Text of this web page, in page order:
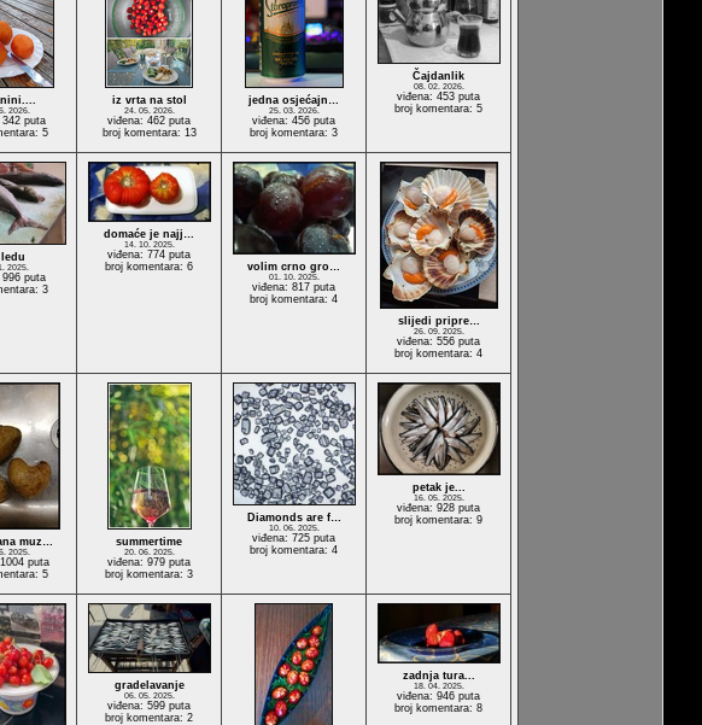
2026.
puta
5
iz vrta na stol
24. 05. 2026.
viđena: 462 puta
broj komentara: 13
jedna osjećajn…
25. 03. 2026.
viđena: 456 puta
broj komentara: 3
Čajdanlik
08. 02. 2026.
viđena: 453 puta
broj komentara: 5
2025.
puta
3
domaće je najj…
14. 10. 2025.
viđena: 774 puta
broj komentara: 6
volim crno gro…
01. 10. 2025.
viđena: 817 puta
broj komentara: 4
slijedi pripre…
26. 09. 2025.
viđena: 556 puta
broj komentara: 4
muz…
2025.
puta
5
summertime
20. 06. 2025.
viđena: 979 puta
broj komentara: 3
Diamonds are f…
10. 06. 2025.
viđena: 725 puta
broj komentara: 4
petak je...
16. 05. 2025.
viđena: 928 puta
broj komentara: 9
gradelavanje
06. 05. 2025.
viđena: 599 puta
broj komentara: 2
zadnja tura...
18. 04. 2025.
viđena: 946 puta
broj komentara: 8